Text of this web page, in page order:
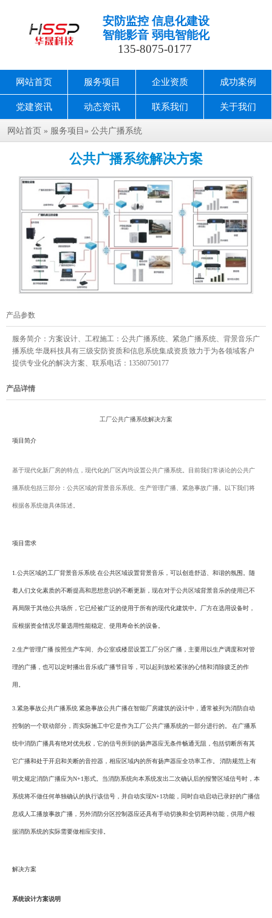
安防监控 信息化建设
智能影音 弱电智能化
135-8075-0177
网站首页 服务项目 企业资质 成功案例
党建资讯 动态资讯 联系我们 关于我们
网站首页 » 服务项目 » 公共广播系统
公共广播系统解决方案
产品参数
服务简介： 方案设计、工程施工：公共广播系统、紧急广播系统、背景音乐广
播系统 华晟科技具有三级安防资质和信息系统集成资质 致力于为各领域客户
提供专业化的解决方案、联系电话：13580750177
产品详情
工厂公共广播系统解决方案
项目简介
基于现代化新厂房的特点，现代化的厂区内均设置公共广播系统。目前我们常谈论的公共广
播系统包括三部分：公共区域的背景音乐系统、生产管理广播、紧急事故广播。以下我们将
根据各系统做具体陈述。
项目需求
1.公共区域的工厂背景音乐系统 在公共区域设置背景音乐，可以创造舒适、和谐的氛围。随
着人们文化素质的不断提高和思想意识的不断更新，现在对于公共区域背景音乐的使用已不
再局限于其他公共场所，它已经被广泛的使用于所有的现代化建筑中。厂方在选用设备时，
应根据资金情况尽量选用性能稳定、使用寿命长的设备。
2.生产管理广播 按照生产车间、办公室或楼层设置工厂分区广播，主要用以生产调度和对管
理的广播，也可以定时播出音乐或广播节目等，可以起到放松紧张的心情和消除疲乏的作
用。
3.紧急事故公共广播系统 紧急事故公共广播在智能厂房建筑的设计中，通常被列为消防自动
控制的一个联动部分，而实际施工中它是作为工厂公共广播系统的一部分进行的。 在广播系
统中消防广播具有绝对优先权，它的信号所到的扬声器应无条件畅通无阻，包括切断所有其
它广播和处于开启和关断的音控器，相应区域内的所有扬声器应全功率工作。 消防规范上有
明文规定消防广播应为N+1形式。当消防系统向本系统发出二次确认后的报警区域信号时，本
系统将不做任何单独确认的执行该信号，并自动实现N+1功能，同时自动启动已录好的广播信
息或人工播放事故广播，另外消防分区控制器应还具有手动切换和全切两种功能，供用户根
据消防系统的实际需要做相应安排。
解决方案
系统设计方案说明